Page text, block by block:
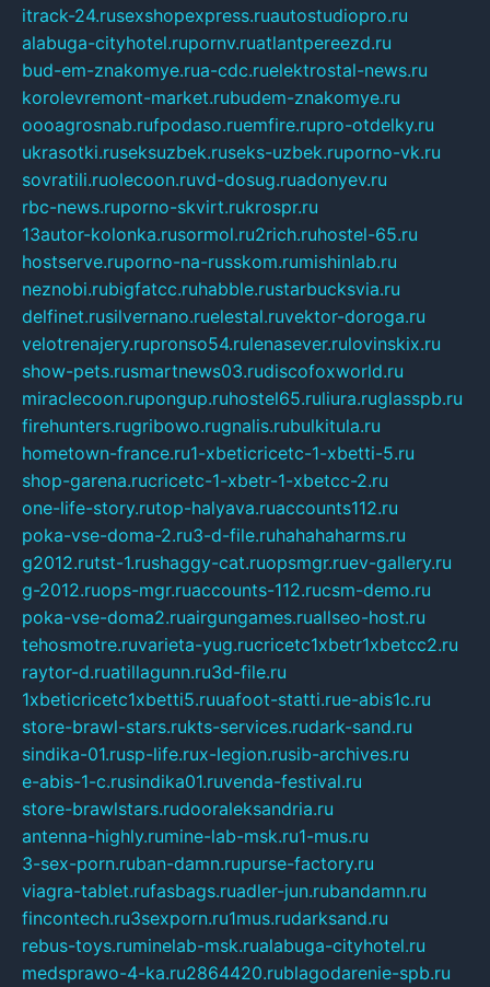
itrack-24.rusexshopexpress.ruautostudiopro.ru
alabuga-cityhotel.rupornv.ruatlantpereezd.ru
bud-em-znakomye.rua-cdc.ruelektrostal-news.ru
korolevremont-market.rubudem-znakomye.ru
oooagrosnab.rufpodaso.ruemfire.rupro-otdelky.ru
ukrasotki.ruseksuzbek.ruseks-uzbek.ruporno-vk.ru
sovratili.ruolecoon.ruvd-dosug.ruadonyev.ru
rbc-news.ruporno-skvirt.rukrospr.ru
13autor-kolonka.rusormol.ru2rich.ruhostel-65.ru
hostserve.ruporno-na-russkom.rumishinlab.ru
neznobi.rubigfatcc.ruhabble.rustarbucksvia.ru
delfinet.rusilvernano.ruelestal.ruvektor-doroga.ru
velotrenajery.rupronso54.rulenasever.rulovinskix.ru
show-pets.rusmartnews03.rudiscofoxworld.ru
miraclecoon.rupongup.ruhostel65.ruliura.ruglasspb.ru
firehunters.rugribowo.rugnalis.rubulkitula.ru
hometown-france.ru1-xbeticricetc-1-xbetti-5.ru
shop-garena.rucricetc-1-xbetr-1-xbetcc-2.ru
one-life-story.rutop-halyava.ruaccounts112.ru
poka-vse-doma-2.ru3-d-file.ruhahahaharms.ru
g2012.rutst-1.rushaggy-cat.ruopsmgr.ruev-gallery.ru
g-2012.ruops-mgr.ruaccounts-112.rucsm-demo.ru
poka-vse-doma2.ruairgungames.ruallseo-host.ru
tehosmotre.ruvarieta-yug.rucricetc1xbetr1xbetcc2.ru
raytor-d.ruatillagunn.ru3d-file.ru
1xbeticricetc1xbetti5.ruuafoot-statti.rue-abis1c.ru
store-brawl-stars.rukts-services.rudark-sand.ru
sindika-01.rusp-life.rux-legion.rusib-archives.ru
e-abis-1-c.rusindika01.ruvenda-festival.ru
store-brawlstars.rudooraleksandria.ru
antenna-highly.rumine-lab-msk.ru1-mus.ru
3-sex-porn.ruban-damn.rupurse-factory.ru
viagra-tablet.rufasbags.ruadler-jun.rubandamn.ru
fincontech.ru3sexporn.ru1mus.rudarksand.ru
rebus-toys.ruminelab-msk.rualabuga-cityhotel.ru
medsprawo-4-ka.ru2864420.rublagodarenie-spb.ru